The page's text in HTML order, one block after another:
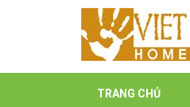
TRANG CHỦ